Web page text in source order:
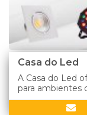
Casa do Led
A Casa do Led
para ambientes